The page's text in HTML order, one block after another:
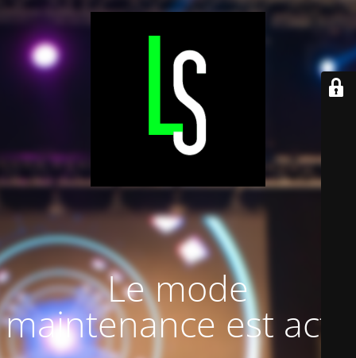
Le mode
maintenance est actif